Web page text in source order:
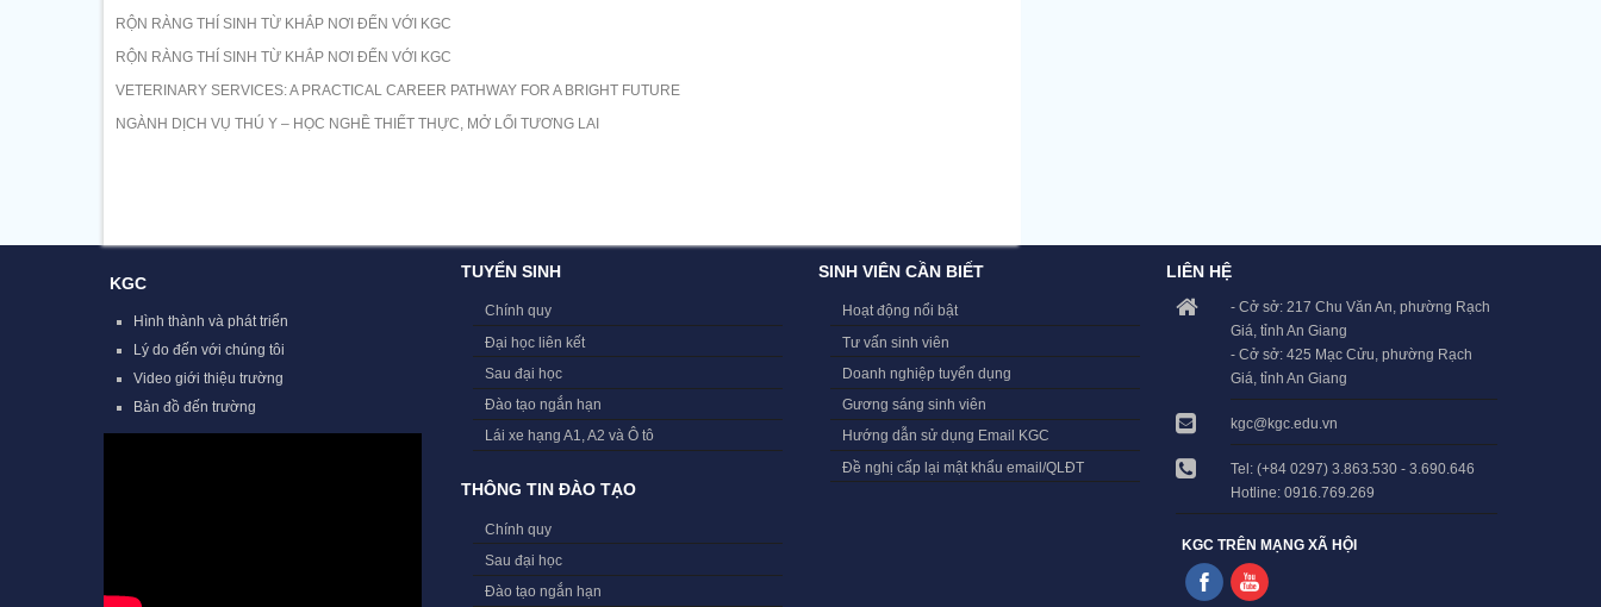
RỘN RÀNG THÍ SINH TỪ KHẮP NƠI ĐẾN VỚI KGC
RỘN RÀNG THÍ SINH TỪ KHẮP NƠI ĐẾN VỚI KGC
VETERINARY SERVICES: A PRACTICAL CAREER PATHWAY FOR A BRIGHT FUTURE
NGÀNH DỊCH VỤ THÚ Y – HỌC NGHỀ THIẾT THỰC, MỞ LỐI TƯƠNG LAI
KGC
Hình thành và phát triển
Lý do đến với chúng tôi
Video giới thiệu trường
Bản đồ đến trường
TUYỂN SINH
Chính quy
Đại học liên kết
Sau đại học
Đào tạo ngắn hạn
Lái xe hạng A1, A2 và Ô tô
THÔNG TIN ĐÀO TẠO
Chính quy
Sau đại học
Đào tạo ngắn hạn
SINH VIÊN CẦN BIẾT
Hoạt động nổi bật
Tư vấn sinh viên
Doanh nghiệp tuyển dụng
Gương sáng sinh viên
Hướng dẫn sử dụng Email KGC
Đề nghị cấp lại mật khẩu email/QLĐT
LIÊN HỆ
- Cở sở: 217 Chu Văn An, phường Rạch
Giá, tỉnh An Giang
- Cở sở: 425 Mạc Cửu, phường Rạch
Giá, tỉnh An Giang
kgc@kgc.edu.vn
Tel: (+84 0297) 3.863.530 - 3.690.646
Hotline: 0916.769.269
KGC TRÊN MẠNG XÃ HỘI